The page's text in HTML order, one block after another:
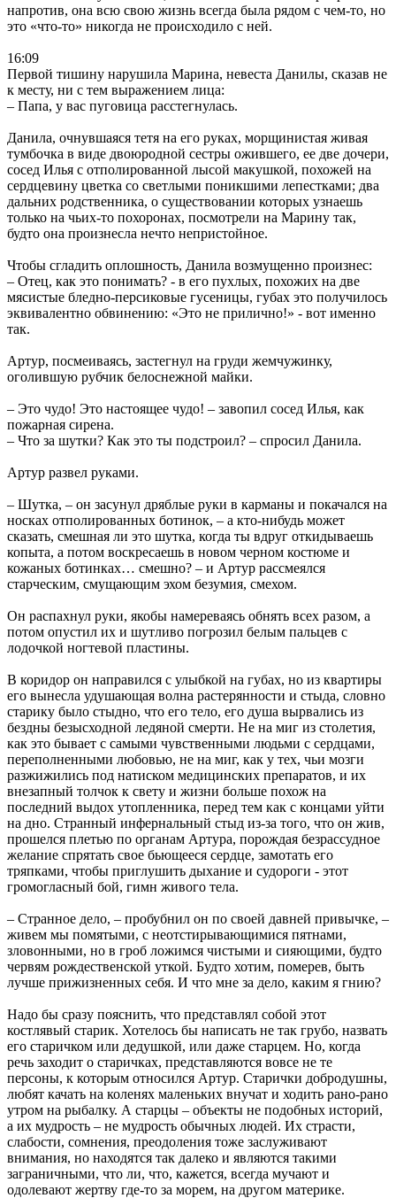
напротив, она всю свою жизнь всегда была рядом с чем-то, но
это «что-то» никогда не происходило с ней.
16:09
Первой тишину нарушила Марина, невеста Данилы, сказав не
к месту, ни с тем выражением лица:
– Папа, у вас пуговица расстегнулась.
Данила, очнувшаяся тетя на его руках, морщинистая живая
тумбочка в виде двоюродной сестры ожившего, ее две дочери,
сосед Илья с отполированной лысой макушкой, похожей на
сердцевину цветка со светлыми поникшими лепестками; два
дальних родственника, о существовании которых узнаешь
только на чьих-то похоронах, посмотрели на Марину так,
будто она произнесла нечто непристойное.
Чтобы сгладить оплошность, Данила возмущенно произнес:
– Отец, как это понимать? - в его пухлых, похожих на две
мясистые бледно-персиковые гусеницы, губах это получилось
эквивалентно обвинению: «Это не прилично!» - вот именно
так.
Артур, посмеиваясь, застегнул на груди жемчужинку,
оголившую рубчик белоснежной майки.
– Это чудо! Это настоящее чудо! – завопил сосед Илья, как
пожарная сирена.
– Что за шутки? Как это ты подстроил? – спросил Данила.
Артур развел руками.
– Шутка, – он засунул дряблые руки в карманы и покачался на
носках отполированных ботинок, – а кто-нибудь может
сказать, смешная ли это шутка, когда ты вдруг откидываешь
копыта, а потом воскресаешь в новом черном костюме и
кожаных ботинках… смешно? – и Артур рассмеялся
старческим, смущающим эхом безумия, смехом.
Он распахнул руки, якобы намереваясь обнять всех разом, а
потом опустил их и шутливо погрозил белым пальцев с
лодочкой ногтевой пластины.
В коридор он направился с улыбкой на губах, но из квартиры
его вынесла удушающая волна растерянности и стыда, словно
старику было стыдно, что его тело, его душа вырвались из
бездны безысходной ледяной смерти. Не на миг из столетия,
как это бывает с самыми чувственными людьми с сердцами,
переполненными любовью, не на миг, как у тех, чьи мозги
разжижились под натиском медицинских препаратов, и их
внезапный толчок к свету и жизни больше похож на
последний выдох утопленника, перед тем как с концами уйти
на дно. Странный инфернальный стыд из-за того, что он жив,
прошелся плетью по органам Артура, порождая безрассудное
желание спрятать свое бьющееся сердце, замотать его
тряпками, чтобы приглушить дыхание и судороги - этот
громогласный бой, гимн живого тела.
– Странное дело, – пробубнил он по своей давней привычке, –
живем мы помятыми, с неотстирывающимися пятнами,
зловонными, но в гроб ложимся чистыми и сияющими, будто
червям рождественской уткой. Будто хотим, померев, быть
лучше прижизненных себя. И что мне за дело, каким я гнию?
Надо бы сразу пояснить, что представлял собой этот
костлявый старик. Хотелось бы написать не так грубо, назвать
его старичком или дедушкой, или даже старцем. Но, когда
речь заходит о старичках, представляются вовсе не те
персоны, к которым относился Артур. Старички добродушны,
любят качать на коленях маленьких внучат и ходить рано-рано
утром на рыбалку. А старцы – объекты не подобных историй,
а их мудрость – не мудрость обычных людей. Их страсти,
слабости, сомнения, преодоления тоже заслуживают
внимания, но находятся так далеко и являются такими
заграничными, что ли, что, кажется, всегда мучают и
одолевают жертву где-то за морем, на другом материке.